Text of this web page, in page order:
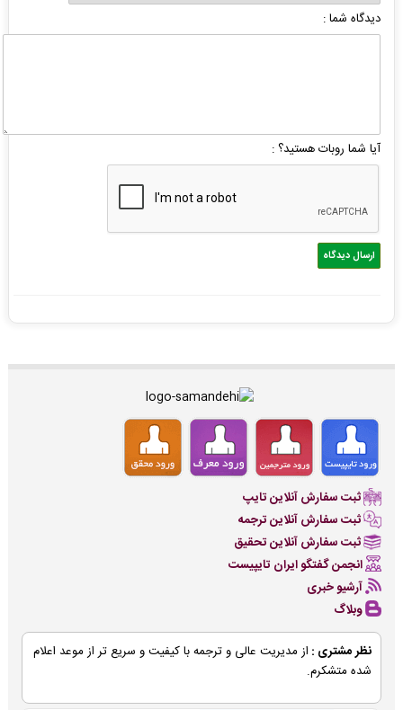
دیدگاه شما :
آیا شما روبات هستید؟ :
ثبت سفارش آنلاین تایپ
ثبت سفارش آنلاین ترجمه
ثبت سفارش آنلاین تحقیق
انجمن گفتگو ایران تایپیست
آرشیو خبری
وبلاگ
نظر مشتری : از مدیریت عالی و ترجمه با کیفیت و سریع تر از موعد اعلام
شده متشکرم.